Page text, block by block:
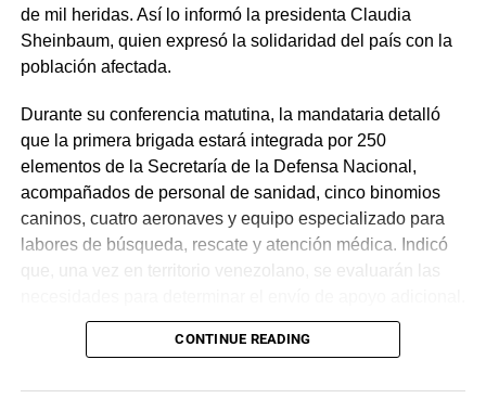
de mil heridas. Así lo informó la presidenta Claudia
Sheinbaum, quien expresó la solidaridad del país con la
población afectada.
Durante su conferencia matutina, la mandataria detalló
que la primera brigada estará integrada por 250
elementos de la Secretaría de la Defensa Nacional,
acompañados de personal de sanidad, cinco binomios
caninos, cuatro aeronaves y equipo especializado para
labores de búsqueda, rescate y atención médica. Indicó
que, una vez en territorio venezolano, se evaluarán las
De acuerdo con reportes oficiales, los sismos alcanzaron
principalmente en el estado de La Guaira, así como
CONTINUE READING